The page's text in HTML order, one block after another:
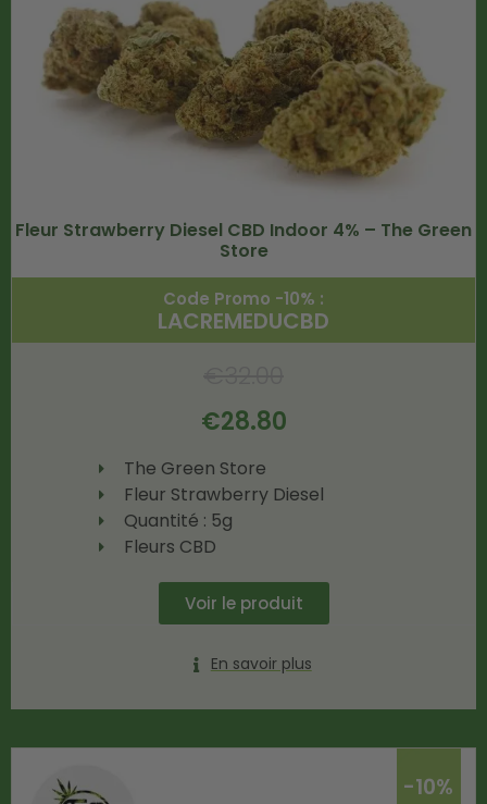
Fleur Strawberry Diesel CBD Indoor 4% – The Green
Store
Code Promo -10% :
LACREMEDUCBD
€28.80
The Green Store
Fleur Strawberry Diesel
Quantité : 5g
Fleurs CBD
Voir le produit
En savoir plus
-10%